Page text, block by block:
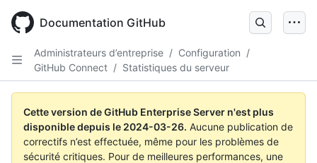
main
Documentation GitHub
Administrateurs d’entreprise / Configuration /
GitHub Connect / Statistiques du serveur
Cette version de GitHub Enterprise Server n'est plus
disponible depuis le 2024-03-26. Aucune publication de
correctifs n’est effectuée, même pour les problèmes de
sécurité critiques. Pour de meilleures performances, une